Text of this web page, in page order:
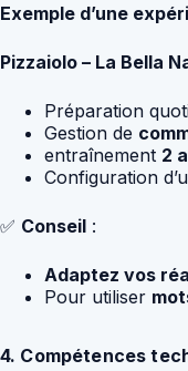
Exemple d’une
Pizzaiolo – La Bella
Préparation
Gestion de
entraînement 2
Configuration
✅ Conseil :
Adaptez vos
Pour utiliser
4. Compétences